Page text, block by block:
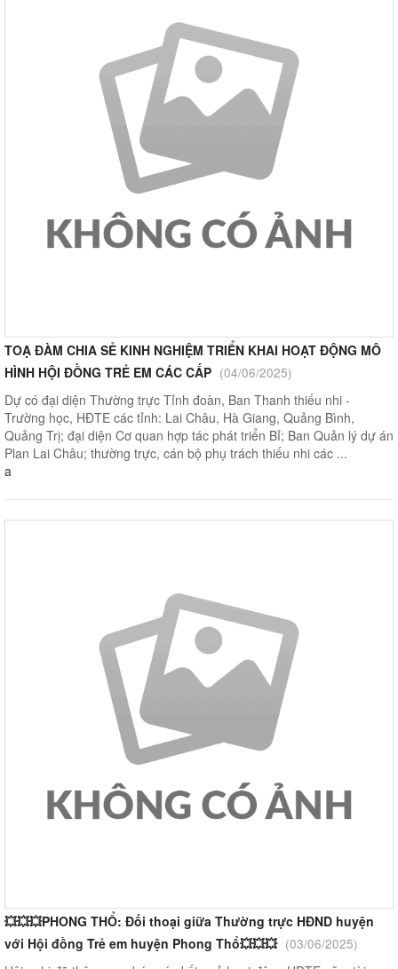
TOẠ ĐÀM CHIA SẺ KINH NGHIỆM TRIỂN KHAI HOẠT ĐỘNG MÔ
HÌNH HỘI ĐỒNG TRẺ EM CÁC CẤP (04/06/2025)
Dự có đại diện Thường trực Tỉnh đoàn, Ban Thanh thiếu nhi -
Trường học, HĐTE các tỉnh: Lai Châu, Hà Giang, Quảng Bình,
Quảng Trị; đại diện Cơ quan hợp tác phát triển Bỉ; Ban Quản lý dự án
Plan Lai Châu; thường trực, cán bộ phụ trách thiếu nhi các ...
a
💥💥💥PHONG THỔ: Đối thoại giữa Thường trực HĐND huyện
với Hội đồng Trẻ em huyện Phong Thổ💥💥💥 (03/06/2025)